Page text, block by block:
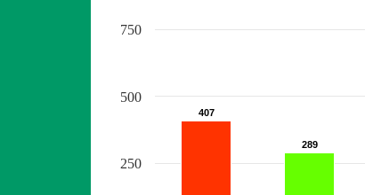
407
407
289
289
250
500
750